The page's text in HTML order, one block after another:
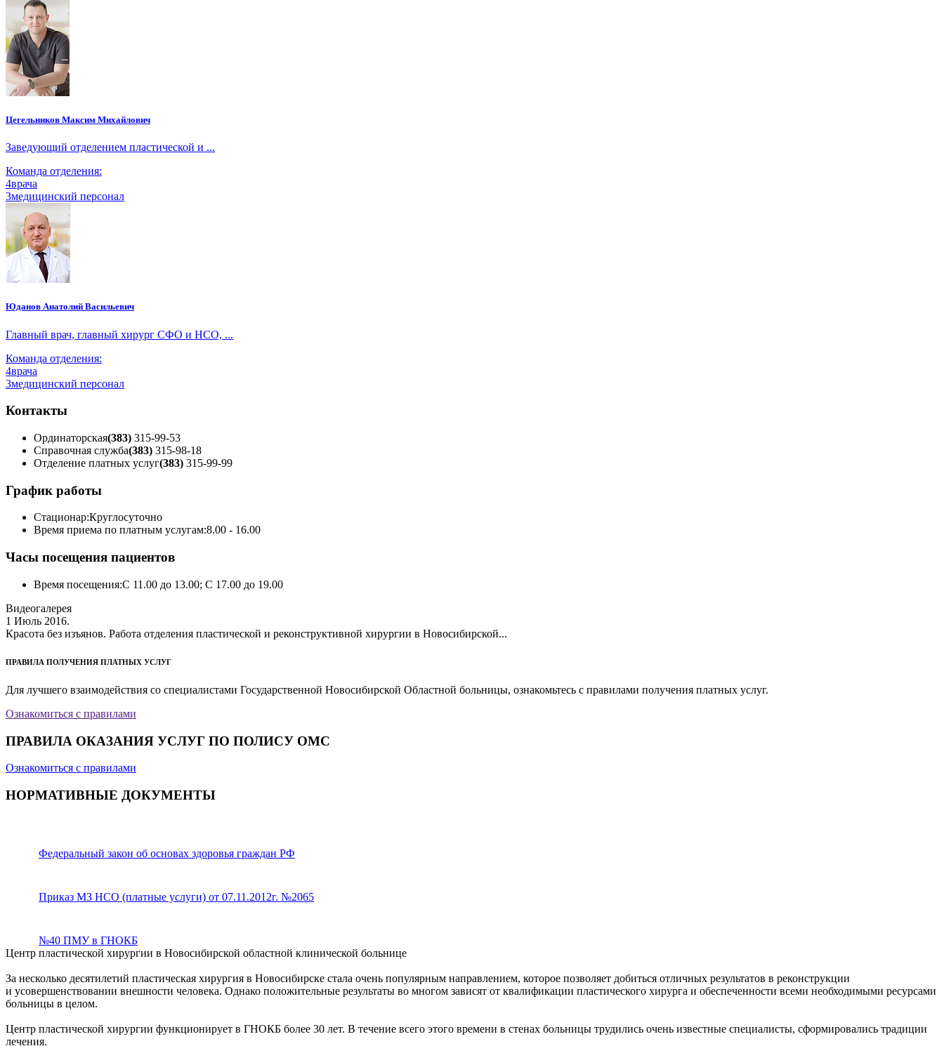
Цегельников Максим Михайлович
Заведующий отделением пластической и ...
Команда отделения:
4врача
3медицинский персонал
Юданов Анатолий Васильевич
Главный врач, главный хирург СФО и НСО, ...
Команда отделения:
4врача
3медицинский персонал
Контакты
Ординаторская(383) 315-99-53
Справочная служба(383) 315-98-18
Отделение платных услуг(383) 315-99-99
График работы
Стационар:Круглосуточно
Время приема по платным услугам:8.00 - 16.00
Часы посещения пациентов
Время посещения:С 11.00 до 13.00; С 17.00 до 19.00
Видеогалерея
1 Июль 2016.
Красота без изъянов. Работа отделения пластической и реконструктивной хирургии в Новосибирской...
ПРАВИЛА ПОЛУЧЕНИЯ ПЛАТНЫХ УСЛУГ
Для лучшего взаимодействия со специалистами Государственной Новосибирской Областной больницы, ознакомьтесь с правилами получения платных услуг.
Ознакомиться с правилами
ПРАВИЛА ОКАЗАНИЯ УСЛУГ ПО ПОЛИСУ ОМС
Ознакомиться с правилами
НОРМАТИВНЫЕ ДОКУМЕНТЫ
Федеральный закон об основах здоровья граждан РФ
Приказ МЗ НСО (платные услуги) от 07.11.2012г. №2065
№40 ПМУ в ГНОКБ
Центр пластической хирургии в Новосибирской областной клинической больнице
За несколько десятилетий пластическая хирургия в Новосибирске стала очень популярным направлением, которое позволяет добиться отличных результатов в реконструкции
и усовершенствовании внешности человека. Однако положительные результаты во многом зависят от квалификации пластического хирурга и обеспеченности всеми необходимыми ресурсами
больницы в целом.
Центр пластической хирургии функционирует в ГНОКБ более 30 лет. В течение всего этого времени в стенах больницы трудились очень известные специалисты, сформировались традиции
лечения.